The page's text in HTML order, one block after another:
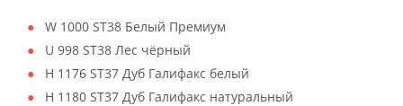
W 1000 ST38 Белый Премиум
U 998 ST38 Лес чёрный
H 1176 ST37 Дуб Галифакс белый
H 1180 ST37 Дуб Галифакс натуральный